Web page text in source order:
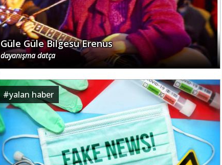
Güle Güle Bilgesu Erenus
dayanışma datça
#yalan haber